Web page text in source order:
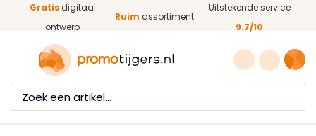
Ga naar de hoofdinhoud
Gratisdigitaal
ontwerp
Ruim assortiment
Uitstekende service
9.7/10